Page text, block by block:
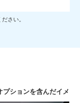
さい。
ションを含んだイメ